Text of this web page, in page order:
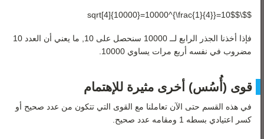
$$\sqrt[4]{10000}=10000^{\frac{1}{4}}=10$$
فإذا أخذنا الجذر الرابع لــ 10000 سنحصل على 10, ما يعني أن العدد 10
مضروب في نفسه أربع مرات يساوي 10000.
قوى (أُسُس) أخرى مثيرة للإهتمام
في هذه القسم حتى الآن تعاملنا مع القوى التي تتكون من عدد صحيح أو
كسر اعتيادي بسطه 1 ومقامه عدد صحيح.